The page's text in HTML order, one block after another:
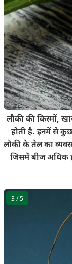
लौकी की किस्मों,
होती है. इनमें से
लौकी के तेल का
जिसमें बीज अधिक
3/ 5